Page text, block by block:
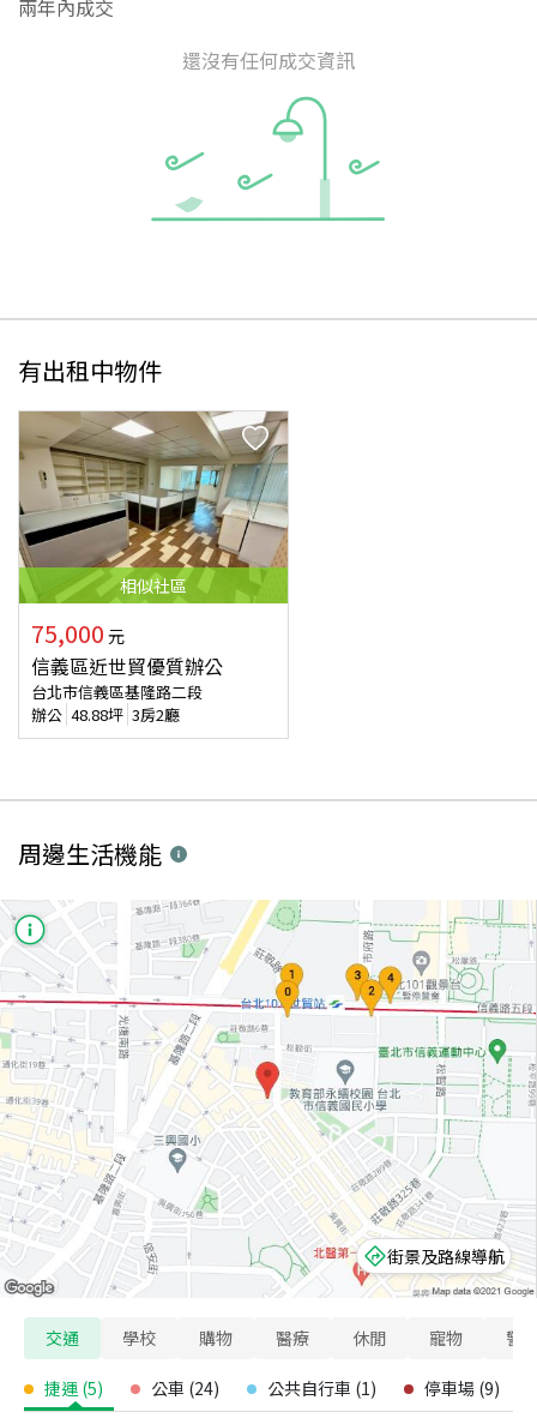
兩年內成交
還沒有任何成交資訊
有出租中物件
相似社區
75,000 元
信義區近世貿優質辦公
台北市信義區基隆路二段
辦公 48.88坪 3房2廳
周邊生活機能
街景及路線導航
交通 學校 購物 醫療 休閒 寵物 警
捷運 (5) 公車 (24) 公共自行車 (1) 停車場 (9)